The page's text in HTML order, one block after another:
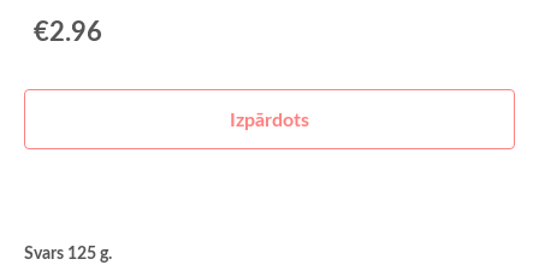
€2.96
Izpārdots
Svars 125 g.